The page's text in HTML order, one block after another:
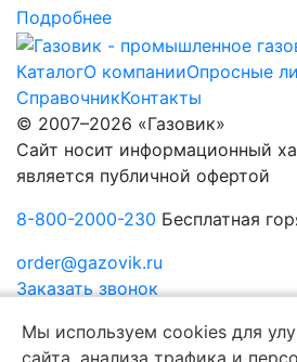
Подробнее
КаталогО компанииОпросные
СправочникКонтакты
© 2007–2026 «Газовик»
Сайт носит информационный
является публичной офертой
8-800-2000-230 Бесплатная
order@gazovik.ru
Заказать звонок
Мы используем cookies для
сайта, анализа трафика и